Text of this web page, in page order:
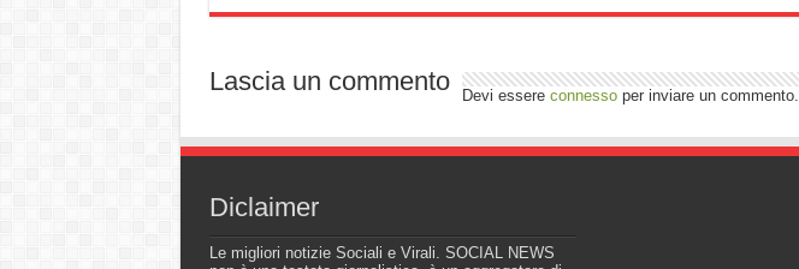
Lascia un commento Devi essere connessoper inviare un commento.
Diclaimer
Le migliori notizie Sociali e Virali. SOCIAL NEWS